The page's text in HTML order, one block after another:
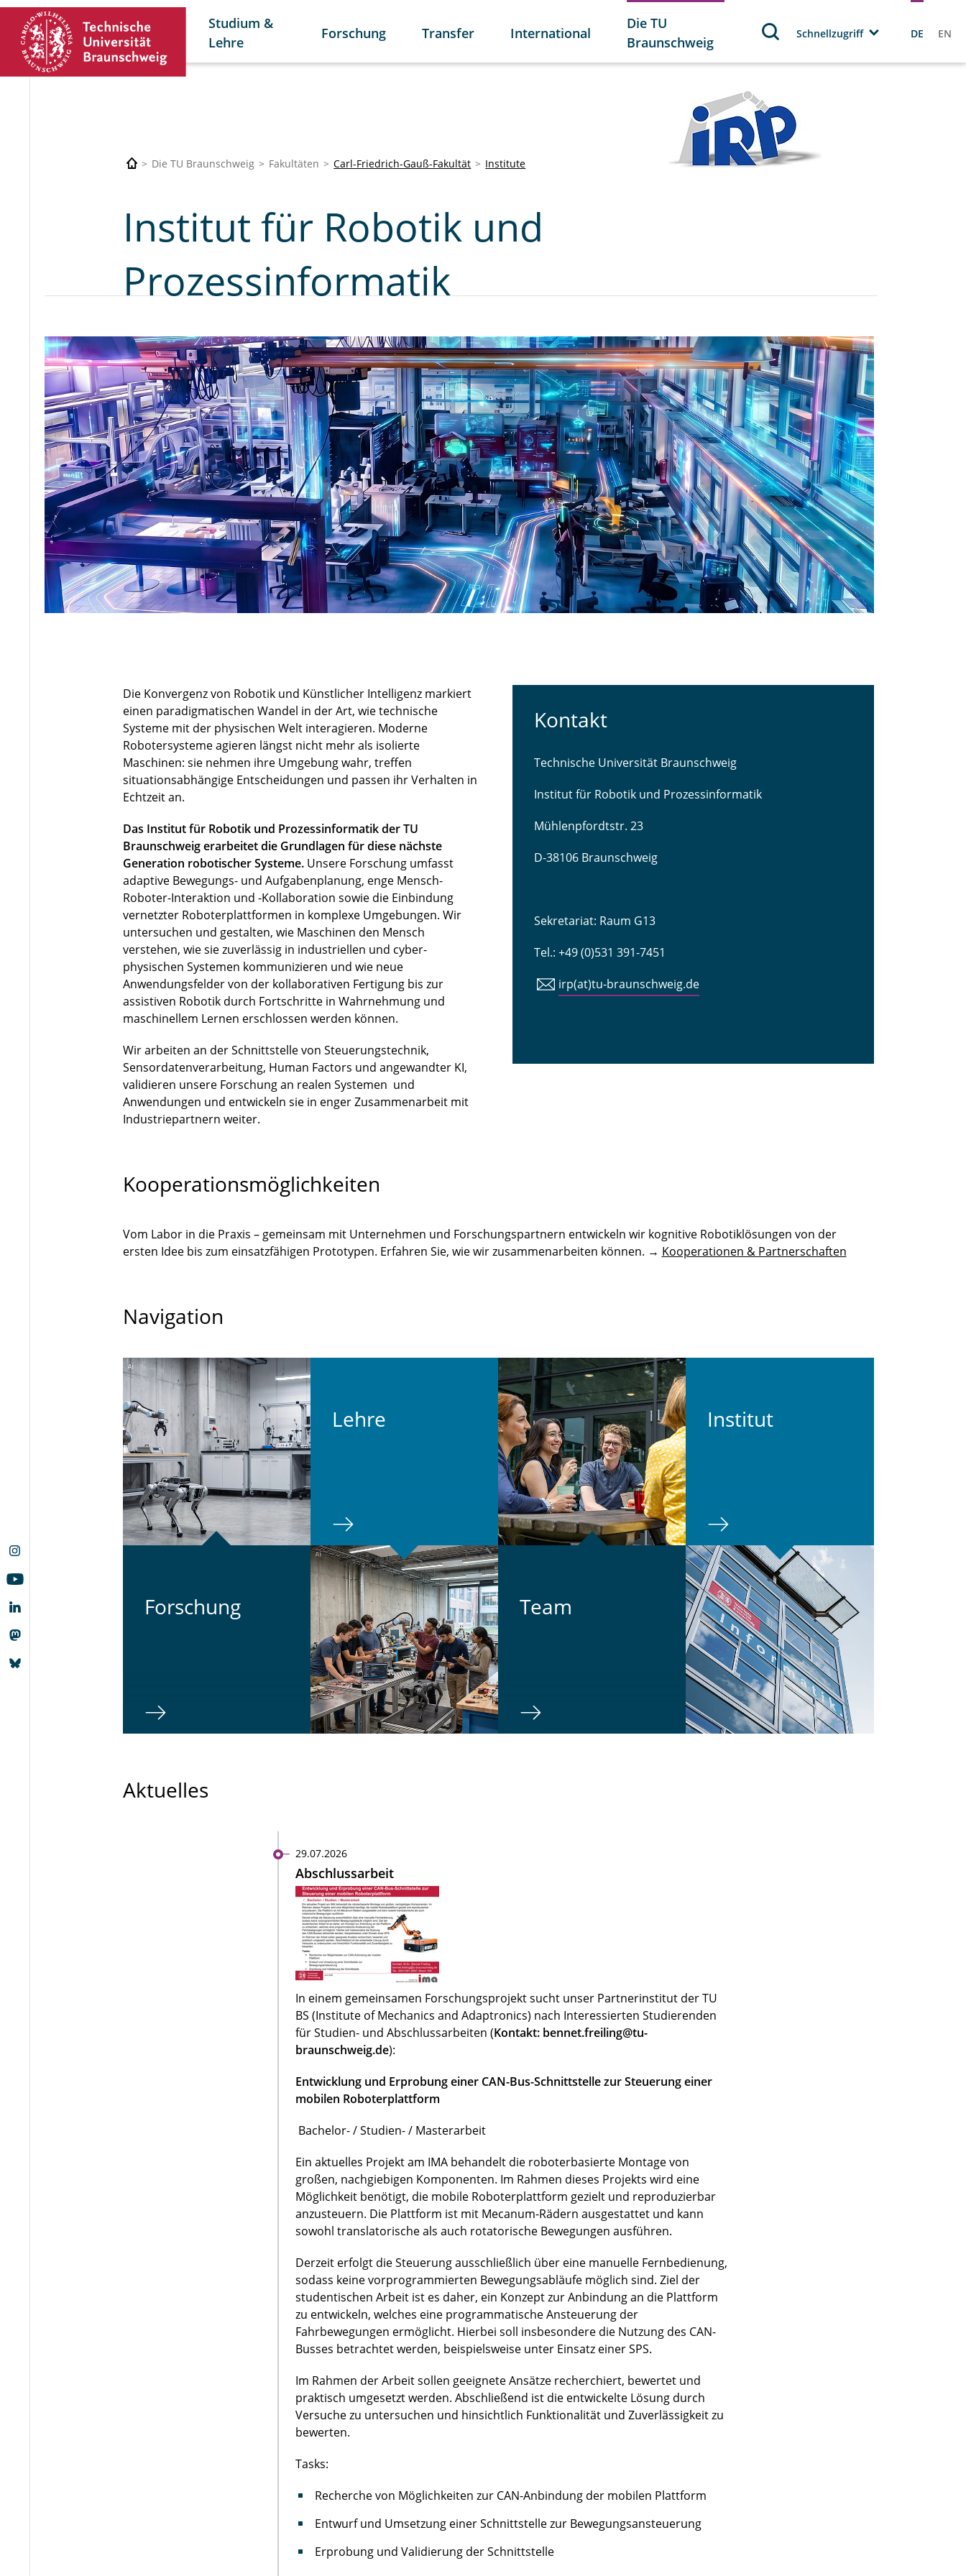
Studium &
Lehre
Forschung Transfer International
Die TU
Braunschweig
Schnellzugriff DE EN
Die TU Braunschweig Fakultäten Carl-Friedrich-Gauß-Fakultät Institute
Institut für Robotik und
Prozessinformatik
Die Konvergenz von Robotik und Künstlicher Intelligenz markiert
einen paradigmatischen Wandel in der Art, wie technische
Systeme mit der physischen Welt interagieren. Moderne
Robotersysteme agieren längst nicht mehr als isolierte
Maschinen: sie nehmen ihre Umgebung wahr, treffen
situationsabhängige Entscheidungen und passen ihr Verhalten in
Echtzeit an.
Das Institut für Robotik und Prozessinformatik der TU
Braunschweig erarbeitet die Grundlagen für diese nächste
Generation robotischer Systeme.Unsere Forschung umfasst
adaptive Bewegungs- und Aufgabenplanung, enge Mensch-
Roboter-Interaktion und -Kollaboration sowie die Einbindung
vernetzter Roboterplattformen in komplexe Umgebungen. Wir
untersuchen und gestalten, wie Maschinen den Mensch
verstehen, wie sie zuverlässig in industriellen und cyber-
physischen Systemen kommunizieren und wie neue
Anwendungsfelder von der kollaborativen Fertigung bis zur
assistiven Robotik durch Fortschritte in Wahrnehmung und
maschinellem Lernen erschlossen werden können.
Wir arbeiten an der Schnittstelle von Steuerungstechnik,
Sensordatenverarbeitung, Human Factors und angewandter KI,
validieren unsere Forschung an realen Systemen und
Anwendungen und entwickeln sie in enger Zusammenarbeit mit
Industriepartnern weiter.
Kontakt
Technische Universität Braunschweig
Institut für Robotik und Prozessinformatik
Mühlenpfordtstr. 23
D-38106 Braunschweig
Sekretariat: Raum G13
Tel.: +49 (0)531 391-7451
irp(at)tu-braunschweig.de
Kooperationsmöglichkeiten
Vom Labor in die Praxis – gemeinsam mit Unternehmen und Forschungspartnern entwickeln wir kognitive Robotiklösungen von der
ersten Idee bis zum einsatzfähigen Prototypen. Erfahren Sie, wie wir zusammenarbeiten können. → Kooperationen & Partnerschaften
Navigation
For­schung
Lehre
Team
In­sti­tut
Aktuelles
29.07.2026
Abschlussarbeit
In einem gemeinsamen Forschungsprojekt sucht unser Partnerinstitut der TU
BS (Institute of Mechanics and Adaptronics) nach Interessierten Studierenden
für Studien- und Abschlussarbeiten (Kontakt: bennet.freiling@tu-
braunschweig.de):
Entwicklung und Erprobung einer CAN-Bus-Schnittstelle zur Steuerung einer
mobilen Roboterplattform
Bachelor- / Studien- / Masterarbeit
Ein aktuelles Projekt am IMA behandelt die roboterbasierte Montage von
großen, nachgiebigen Komponenten. Im Rahmen dieses Projekts wird eine
Möglichkeit benötigt, die mobile Roboterplattform gezielt und reproduzierbar
anzusteuern. Die Plattform ist mit Mecanum-Rädern ausgestattet und kann
sowohl translatorische als auch rotatorische Bewegungen ausführen.
Derzeit erfolgt die Steuerung ausschließlich über eine manuelle Fernbedienung,
sodass keine vorprogrammierten Bewegungsabläufe möglich sind. Ziel der
studentischen Arbeit ist es daher, ein Konzept zur Anbindung an die Plattform
zu entwickeln, welches eine programmatische Ansteuerung der
Fahrbewegungen ermöglicht. Hierbei soll insbesondere die Nutzung des CAN-
Busses betrachtet werden, beispielsweise unter Einsatz einer SPS.
Im Rahmen der Arbeit sollen geeignete Ansätze recherchiert, bewertet und
praktisch umgesetzt werden. Abschließend ist die entwickelte Lösung durch
Versuche zu untersuchen und hinsichtlich Funktionalität und Zuverlässigkeit zu
bewerten.
Tasks:
Recherche von Möglichkeiten zur CAN-Anbindung der mobilen Plattform
Entwurf und Umsetzung einer Schnittstelle zur Bewegungsansteuerung
Erprobung und Validierung der Schnittstelle